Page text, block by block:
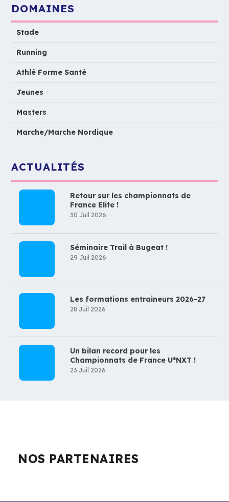
DOMAINES
Stade
Running
Athlé Forme Santé
Jeunes
Masters
Marche/Marche Nordique
ACTUALITÉS
Retour sur les championnats de
France Elite !
30 Juil 2026
Séminaire Trail à Bugeat !
29 Juil 2026
Les formations entraineurs 2026-27
28 Juil 2026
Un bilan record pour les
Championnats de France U*NXT !
23 Juil 2026
NOS PARTENAIRES